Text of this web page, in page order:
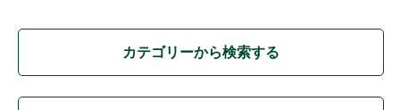
カテゴリーから検索する